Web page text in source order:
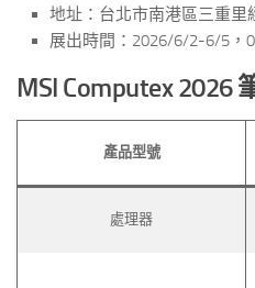
地址：台北市南港區三重里
展出時間：2026/6/2-6/5，
MSI Computex 2026
產品型號
處理器